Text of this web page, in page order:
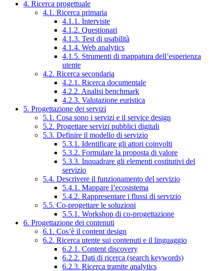
4. Ricerca progettuale
4.1. Ricerca primaria
4.1.1. Interviste
4.1.2. Questionari
4.1.3. Test di usabilità
4.1.4. Web analytics
4.1.5. Strumenti di mappatura dell’esperienza
utente
4.2. Ricerca secondaria
4.2.1. Ricerca documentale
4.2.2. Analisi benchmark
4.2.3. Valutazione euristica
5. Progettazione dei servizi
5.1. Cosa sono i servizi e il service design
5.2. Progettare servizi pubblici digitali
5.3. Definire il modello di servizio
5.3.1. Identificare gli attori coinvolti
5.3.2. Formulare la proposta di valore
5.3.3. Inquadrare gli elementi costitutivi del
servizio
5.4. Descrivere il funzionamento del servizio
5.4.1. Mappare l’ecosistema
5.4.2. Rappresentare i flussi di servizio
5.5. Co-progettare le soluzioni
5.5.1. Workshop di co-progettazione
6. Progettazione dei contenuti
6.1. Cos’è il content design
6.2. Ricerca utente sui contenuti e il linguaggio
6.2.1. Content discovery
6.2.2. Dati di ricerca (search keywords)
6.2.3. Ricerca tramite analytics